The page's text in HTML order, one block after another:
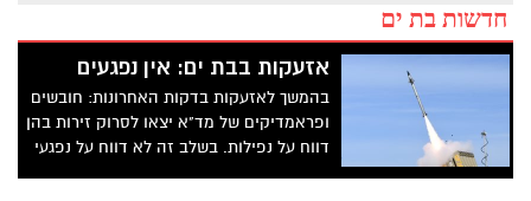
חדשות בת ים
אזעקות בבת ים: אין נפגעים
בהמשך לאזעקות בדקות האחרונות: חובשים
ופראמדיקים של מד"א יצאו לסרוק זירות בהן
דווח על נפילות. בשלב זה לא דווח על נפגעי